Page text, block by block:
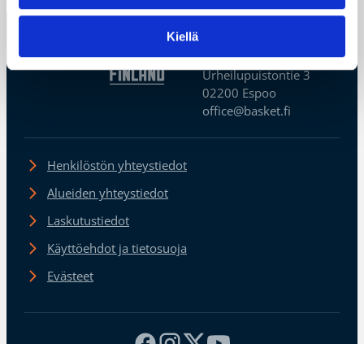
Kiellä
Koripalloliitto
Urheilupuistontie 3
02200 Espoo
office@basket.fi
Henkilöstön yhteystiedot
Alueiden yhteystiedot
Laskutustiedot
Käyttöehdot ja tietosuoja
Evästeet